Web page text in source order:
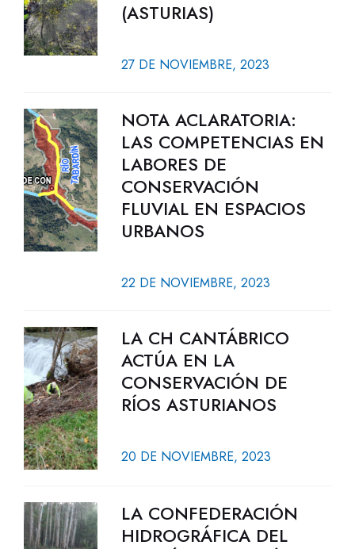
(ASTURIAS)
27 DE NOVIEMBRE, 2023
NOTA ACLARATORIA:
LAS COMPETENCIAS EN
LABORES DE
CONSERVACIÓN
FLUVIAL EN ESPACIOS
URBANOS
22 DE NOVIEMBRE, 2023
LA CH CANTÁBRICO
ACTÚA EN LA
CONSERVACIÓN DE
RÍOS ASTURIANOS
20 DE NOVIEMBRE, 2023
LA CONFEDERACIÓN
HIDROGRÁFICA DEL